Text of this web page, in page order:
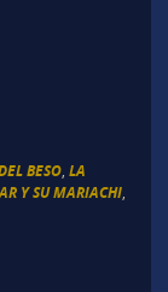
BESO, LA
Y SU MARIACHI,